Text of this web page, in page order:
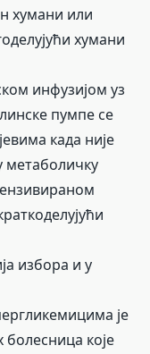
хумани или
хумани
инфузијом уз
пумпе се
када није
метаболичку
избора и у
је
које